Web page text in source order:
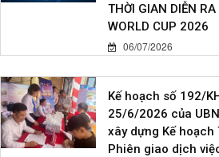
THỜI GIAN DIỄN RA
WORLD CUP 2026
06/07/2026
Kế hoạch số 192/
25/6/2026 của
xây dựng Kế hoạch
Phiên giao dịch